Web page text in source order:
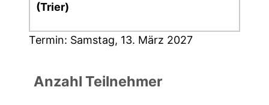
(Trier)
Termin: Samstag, 13. März 2027
Anzahl Teilnehmer